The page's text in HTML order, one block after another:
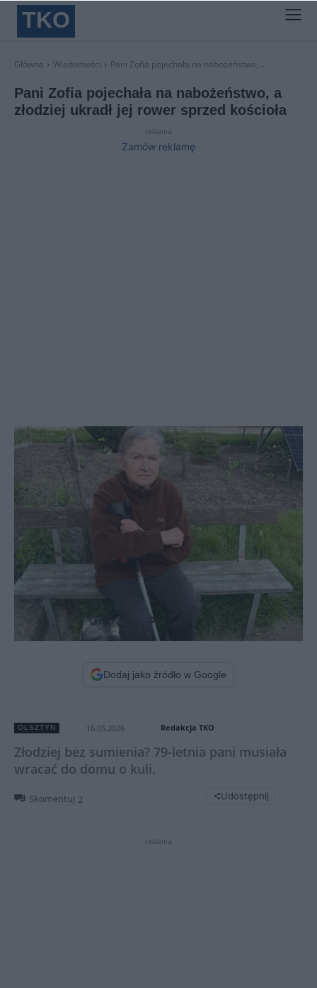
TKO
Główna Wiadomości Pani Zofia pojechała na nabożeństwo,...
Pani Zofia pojechała na nabożeństwo, a
złodziej ukradł jej rower sprzed kościoła
reklama
Zamów reklamę
Dodaj jako źródło w Google
OLSZTYN 16.05.2026 Redakcja TKO
Złodziej bez sumienia? 79-letnia pani musiała
wracać do domu o kuli.
Skomentuj 2 Udostępnij
reklama